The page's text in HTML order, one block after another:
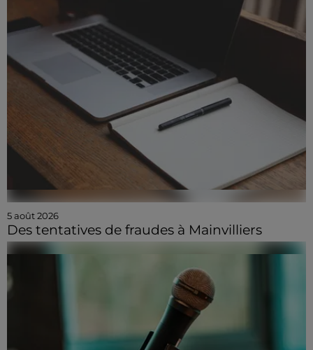
5 août 2026
Des tentatives de fraudes à Mainvilliers